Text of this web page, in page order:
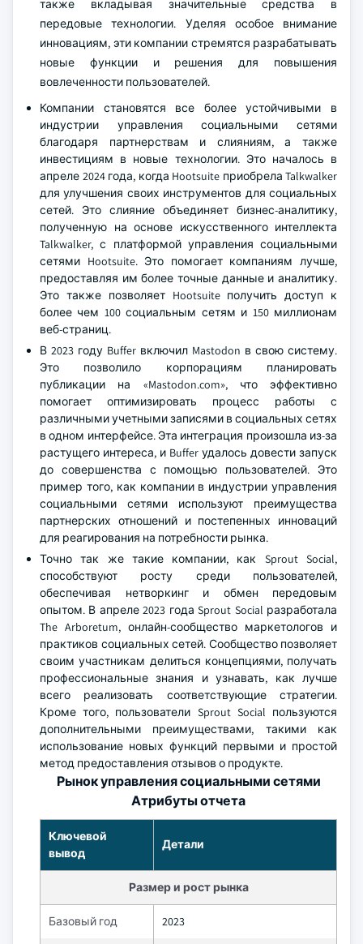
также вкладывая значительные средства в
передовые технологии. Уделяя особое внимание
инновациям, эти компании стремятся разрабатывать
новые функции и решения для повышения
вовлеченности пользователей.
Компании становятся все более устойчивыми в
индустрии управления социальными сетями
благодаря партнерствам и слияниям, а также
инвестициям в новые технологии. Это началось в
апреле 2024 года, когда Hootsuite приобрела Talkwalker
для улучшения своих инструментов для социальных
сетей. Это слияние объединяет бизнес-аналитику,
полученную на основе искусственного интеллекта
Talkwalker, с платформой управления социальными
сетями Hootsuite. Это помогает компаниям лучше,
предоставляя им более точные данные и аналитику.
Это также позволяет Hootsuite получить доступ к
более чем 100 социальным сетям и 150 миллионам
веб-страниц.
В 2023 году Buffer включил Mastodon в свою систему.
Это позволило корпорациям планировать
публикации на «Mastodon.com», что эффективно
помогает оптимизировать процесс работы с
различными учетными записями в социальных сетях
в одном интерфейсе. Эта интеграция произошла из-за
растущего интереса, и Buffer удалось довести запуск
до совершенства с помощью пользователей. Это
пример того, как компании в индустрии управления
социальными сетями используют преимущества
партнерских отношений и постепенных инноваций
для реагирования на потребности рынка.
Точно так же такие компании, как Sprout Social,
способствуют росту среди пользователей,
обеспечивая нетворкинг и обмен передовым
опытом. В апреле 2023 года Sprout Social разработала
The Arboretum, онлайн-сообщество маркетологов и
практиков социальных сетей. Сообщество позволяет
своим участникам делиться концепциями, получать
профессиональные знания и узнавать, как лучше
всего реализовать соответствующие стратегии.
Кроме того, пользователи Sprout Social пользуются
дополнительными преимуществами, такими как
использование новых функций первыми и простой
метод предоставления отзывов о продукте.
Рынок управления социальными сетями
Атрибуты отчета
Ключевой
вывод
Детали
Размер и рост рынка
Базовый год 2023